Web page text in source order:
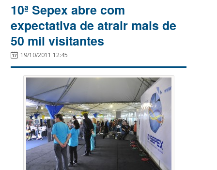
10ª Sepex abre com
expectativa de atrair mais de
50 mil visitantes
19/10/2011 12:45